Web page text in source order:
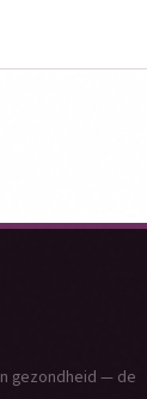
gezondheid — de